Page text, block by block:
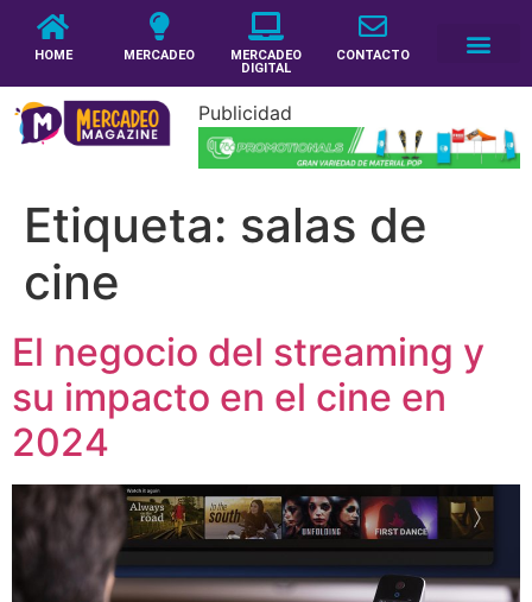
HOME MERCADEO
MERCADEO
DIGITAL
CONTACTO
Publicidad
Etiqueta: salas de
cine
El negocio del streaming y
su impacto en el cine en
2024